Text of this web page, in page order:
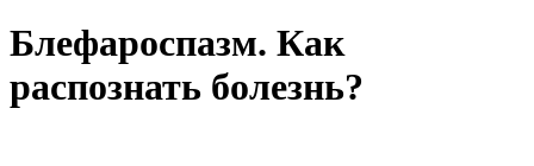
Блефароспазм. Как
распознать болезнь?